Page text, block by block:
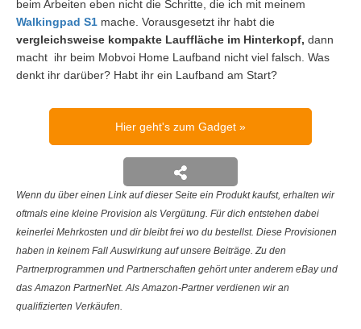
beim Arbeiten eben nicht die Schritte, die ich mit meinem
Walkingpad S1 mache. Vorausgesetzt ihr habt die
vergleichsweise kompakte Lauffläche im Hinterkopf, dann
macht ihr beim Mobvoi Home Laufband nicht viel falsch. Was
denkt ihr darüber? Habt ihr ein Laufband am Start?
Hier geht's zum Gadget
Wenn du über einen Link auf dieser Seite ein Produkt kaufst, erhalten wir
oftmals eine kleine Provision als Vergütung. Für dich entstehen dabei
keinerlei Mehrkosten und dir bleibt frei wo du bestellst. Diese Provisionen
haben in keinem Fall Auswirkung auf unsere Beiträge. Zu den
Partnerprogrammen und Partnerschaften gehört unter anderem eBay und
das Amazon PartnerNet. Als Amazon-Partner verdienen wir an
qualifizierten Verkäufen.